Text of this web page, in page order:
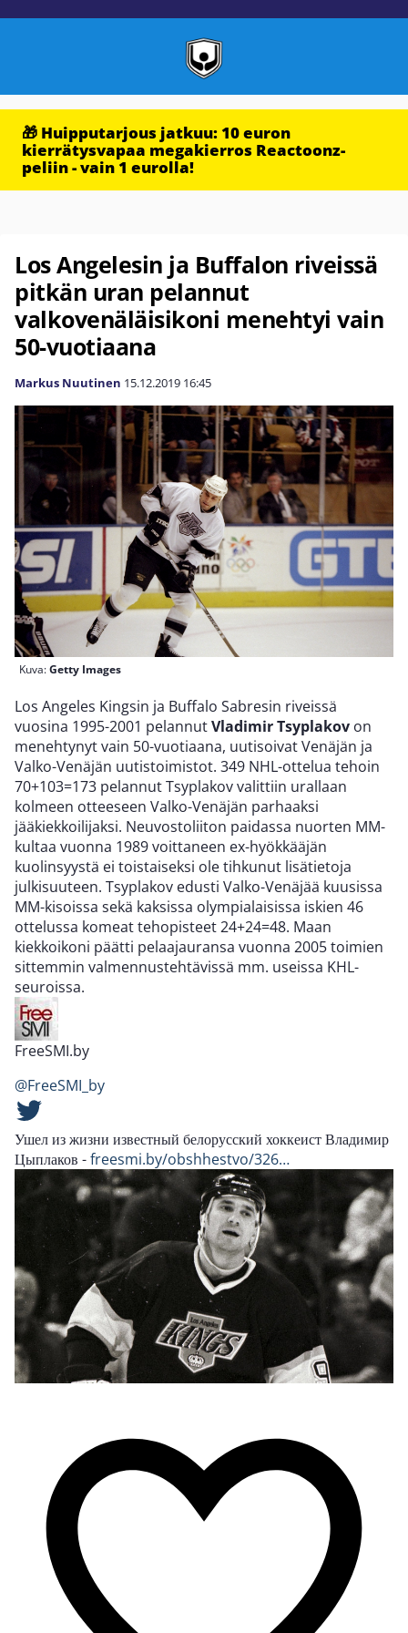
🎁 Huipputarjous jatkuu: 10 euron
kierrätysvapaa megakierros Reactoonz-
peliin - vain 1 eurolla!
Los Angelesin ja Buffalon riveissä
pitkän uran pelannut
valkovenäläisikoni menehtyi vain
50-vuotiaana
Markus Nuutinen 15.12.2019 16:45
Kuva:Getty Images
Los Angeles Kingsin ja Buffalo Sabresin riveissä
vuosina 1995-2001 pelannutVladimir Tsyplakov on
menehtynyt vain 50-vuotiaana, uutisoivat Venäjän ja
Valko-Venäjän uutistoimistot. 349 NHL-ottelua tehoin
70+103=173 pelannut Tsyplakov valittiin urallaan
kolmeen otteeseen Valko-Venäjän parhaaksi
jääkiekkoilijaksi. Neuvostoliiton paidassa nuorten MM-
kultaa vuonna 1989 voittaneen ex-hyökkääjän
kuolinsyystä ei toistaiseksi ole tihkunut lisätietoja
julkisuuteen. Tsyplakov edusti Valko-Venäjää kuusissa
MM-kisoissa sekä kaksissa olympialaisissa iskien 46
ottelussa komeat tehopisteet 24+24=48. Maan
kiekkoikoni päätti pelaajauransa vuonna 2005 toimien
sittemmin valmennustehtävissä mm. useissa KHL-
seuroissa.
FreeSMI.by
@FreeSMI_by
Ушел из жизни известный белорусский хоккеист Владимир
Цыплаков -freesmi.by/obshhestvo/326…